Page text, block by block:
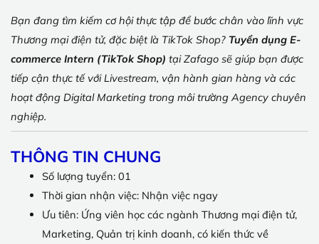
Bạn đang tìm kiếm cơ hội thực tập để bước chân vào lĩnh vực
Thương mại điện tử, đặc biệt là TikTok Shop? Tuyển dụng E-
commerce Intern (TikTok Shop) tại Zafago sẽ giúp bạn được
tiếp cận thực tế với Livestream, vận hành gian hàng và các
hoạt động Digital Marketing trong môi trường Agency chuyên
nghiệp.
THÔNG TIN CHUNG
Số lượng tuyển: 01
Thời gian nhận việc: Nhận việc ngay
Ưu tiên: Ứng viên học các ngành Thương mại điện tử,
Marketing, Quản trị kinh doanh, có kiến thức về